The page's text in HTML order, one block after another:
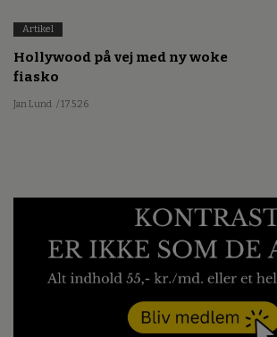
Artikel
Hollywood på vej med ny woke
fiasko
Jan Lund / 17.5.26